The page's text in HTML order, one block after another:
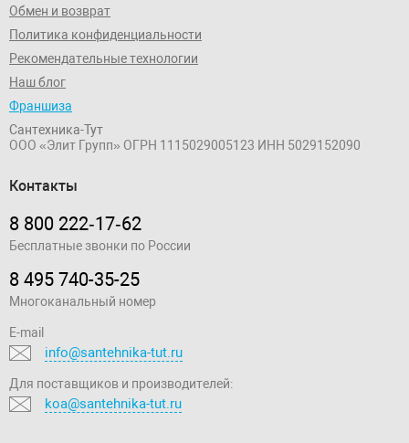
Обмен и возврат
Политика конфиденциальности
Рекомендательные технологии
Наш блог
Франшиза
Сантехника-Тут
ООО «Элит Групп» ОГРН 1115029005123 ИНН 5029152090
Контакты
8 800 222‑17‑62
Бесплатные звонки по России
8 495 740-35-25
Многоканальный номер
E-mail
info@santehnika-tut.ru
Для поставщиков и производителей:
koa@santehnika-tut.ru